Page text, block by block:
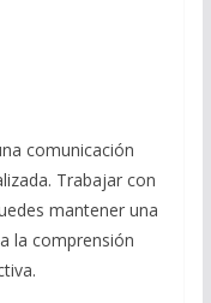
comunicación
Trabajar con
mantener una
la comprensión